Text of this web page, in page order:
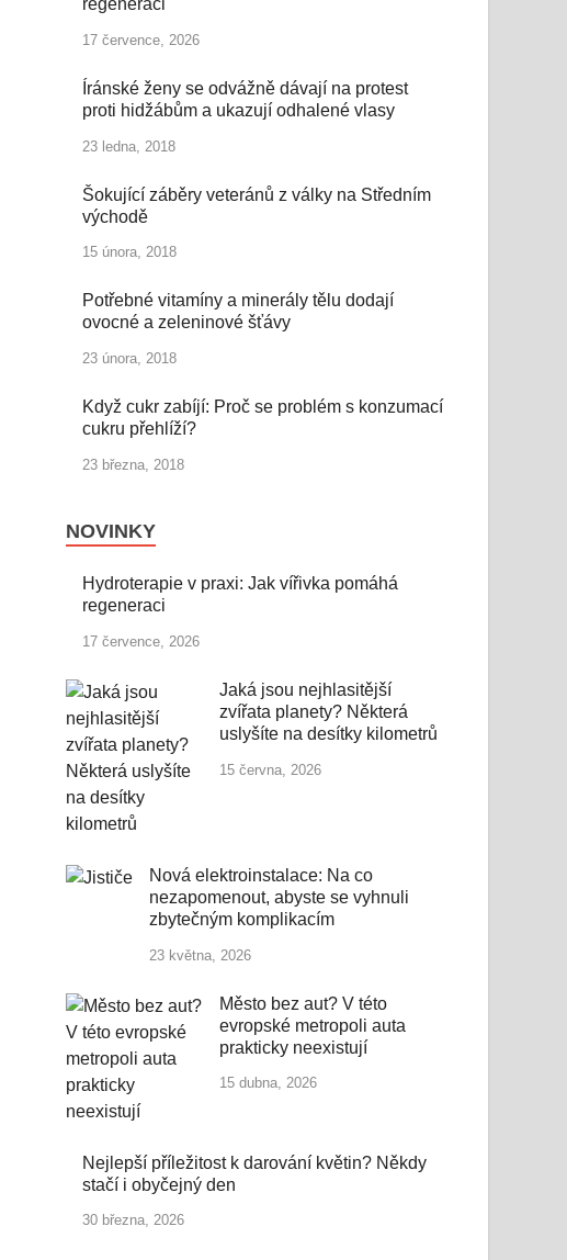
regeneraci
17 července, 2026
Íránské ženy se odvážně dávají na protest
proti hidžábům a ukazují odhalené vlasy
23 ledna, 2018
Šokující záběry veteránů z války na Středním
východě
15 února, 2018
Potřebné vitamíny a minerály tělu dodají
ovocné a zeleninové šťávy
23 února, 2018
Když cukr zabíjí: Proč se problém s konzumací
cukru přehlíží?
23 března, 2018
NOVINKY
Hydroterapie v praxi: Jak vířivka pomáhá
regeneraci
17 července, 2026
Jaká jsou nejhlasitější
zvířata planety? Některá
uslyšíte na desítky kilometrů
15 června, 2026
Nová elektroinstalace: Na co
nezapomenout, abyste se vyhnuli
zbytečným komplikacím
23 května, 2026
Město bez aut? V této
evropské metropoli auta
prakticky neexistují
15 dubna, 2026
Nejlepší příležitost k darování květin? Někdy
stačí i obyčejný den
30 března, 2026